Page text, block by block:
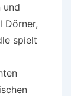
und
Dörner,
spielt